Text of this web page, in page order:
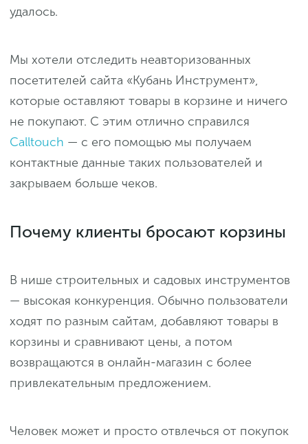
удалось.
Мы хотели отследить неавторизованных
посетителей сайта «Кубань Инструмент»,
которые оставляют товары в корзине и ничего
не покупают. С этим отлично справился
Calltouch — с его помощью мы получаем
контактные данные таких пользователей и
закрываем больше чеков.
Почему клиенты бросают корзины
В нише строительных и садовых инструментов
— высокая конкуренция. Обычно пользователи
ходят по разным сайтам, добавляют товары в
корзины и сравнивают цены, а потом
возвращаются в онлайн-магазин с более
привлекательным предложением.
Человек может и просто отвлечься от покупок